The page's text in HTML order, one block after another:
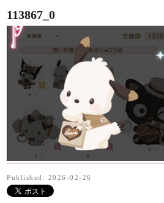
113867_0
Published: 2026-02-26